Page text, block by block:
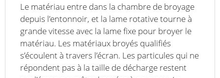
Le matériau entre dans la chambre de broyage
depuis l’entonnoir, et la lame rotative tourne à
grande vitesse avec la lame fixe pour broyer le
matériau. Les matériaux broyés qualifiés
s’écoulent à travers l’écran. Les particules qui ne
répondent pas à la taille de décharge restent